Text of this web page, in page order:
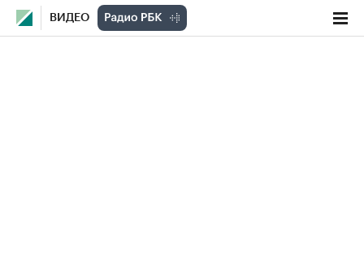
ВИДЕО